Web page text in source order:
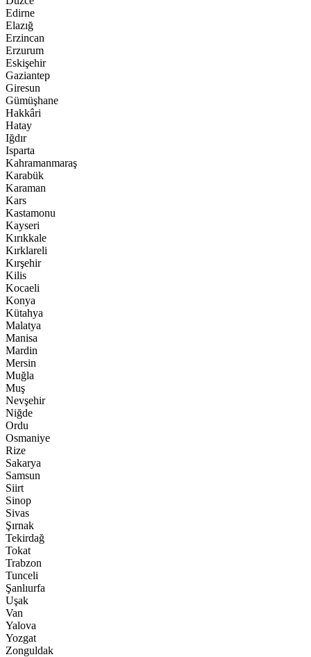
Edirne
Elazığ
Erzincan
Erzurum
Eskişehir
Gaziantep
Giresun
Gümüşhane
Hakkâri
Hatay
Iğdır
Isparta
Kahramanmaraş
Karabük
Karaman
Kars
Kastamonu
Kayseri
Kırıkkale
Kırklareli
Kırşehir
Kilis
Kocaeli
Konya
Kütahya
Malatya
Manisa
Mardin
Mersin
Muğla
Muş
Nevşehir
Niğde
Ordu
Osmaniye
Rize
Sakarya
Samsun
Siirt
Sinop
Sivas
Şırnak
Tekirdağ
Tokat
Trabzon
Tunceli
Şanlıurfa
Uşak
Van
Yalova
Yozgat
Zonguldak